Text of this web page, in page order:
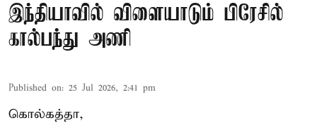
இந்தியாவில் விளையாடும் பிரேசில்
கால்பந்து அணி
Published on: 25 Jul 2026, 2:41 pm
கொல்கத்தா,